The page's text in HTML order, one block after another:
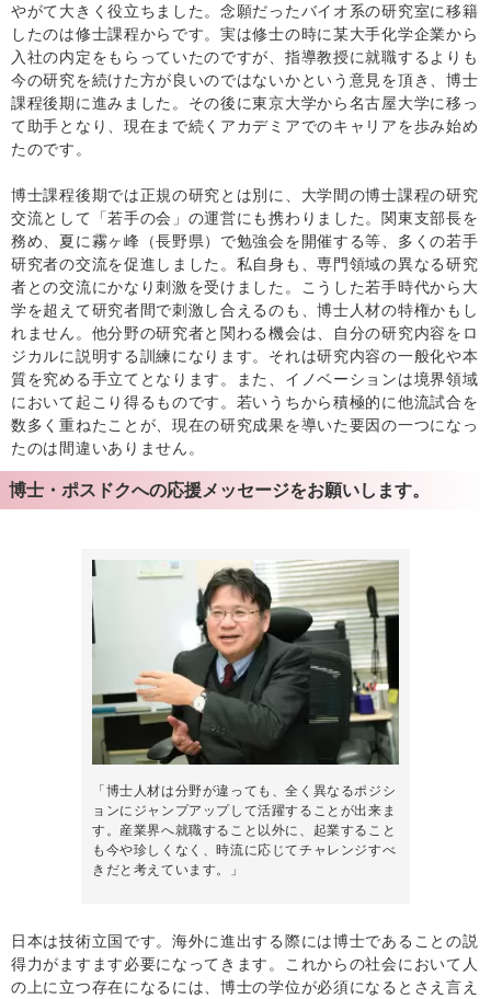
やがて大きく役立ちました。念願だったバイオ系の研究室に移籍
したのは修士課程からです。実は修士の時に某大手化学企業から
入社の内定をもらっていたのですが、指導教授に就職するよりも
今の研究を続けた方が良いのではないかという意見を頂き、博士
課程後期に進みました。その後に東京大学から名古屋大学に移っ
て助手となり、現在まで続くアカデミアでのキャリアを歩み始め
たのです。
博士課程後期では正規の研究とは別に、大学間の博士課程の研究
交流として「若手の会」の運営にも携わりました。関東支部長を
務め、夏に霧ヶ峰（長野県）で勉強会を開催する等、多くの若手
研究者の交流を促進しました。私自身も、専門領域の異なる研究
者との交流にかなり刺激を受けました。こうした若手時代から大
学を超えて研究者間で刺激し合えるのも、博士人材の特権かもし
れません。他分野の研究者と関わる機会は、自分の研究内容をロ
ジカルに説明する訓練になります。それは研究内容の一般化や本
質を究める手立てとなります。また、イノベーションは境界領域
において起こり得るものです。若いうちから積極的に他流試合を
数多く重ねたことが、現在の研究成果を導いた要因の一つになっ
たのは間違いありません。
博士・ポスドクへの応援メッセージをお願いします。
「博士人材は分野が違っても、全く異なるポジシ
ョンにジャンプアップして活躍することが出来ま
す。産業界へ就職すること以外に、起業すること
も今や珍しくなく、時流に応じてチャレンジすべ
きだと考えています。」
日本は技術立国です。海外に進出する際には博士であることの説
得力がますます必要になってきます。これからの社会において人
の上に立つ存在になるには、博士の学位が必須になるとさえ言え